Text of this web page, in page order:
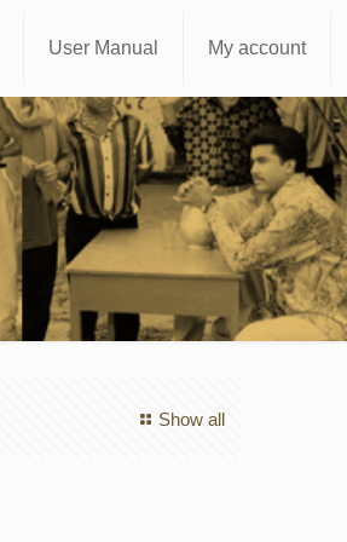
User Manual My account
Show all